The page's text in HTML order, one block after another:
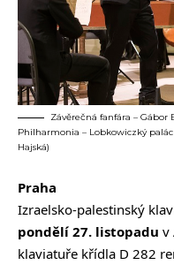
Závěrečná fanfára – Gábor
Philharmonia – Lobkowiczký palác
Hajská)
Praha
Izraelsko-palestinský
pondělí 27. listopadu v
klaviatuře křídla D 282